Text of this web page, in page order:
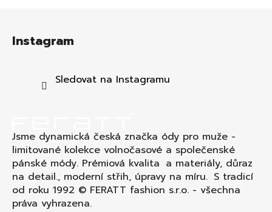
Instagram
Sledovat na Instagramu
Jsme dynamická česká značka ódy pro muže -
limitované kolekce volnočasové a společenské
pánské módy. Prémiová kvalita a materiály, důraz
na detail., moderní střih, úpravy na míru. S tradicí
od roku 1992 © FERATT fashion s.r.o. - všechna
práva vyhrazena.